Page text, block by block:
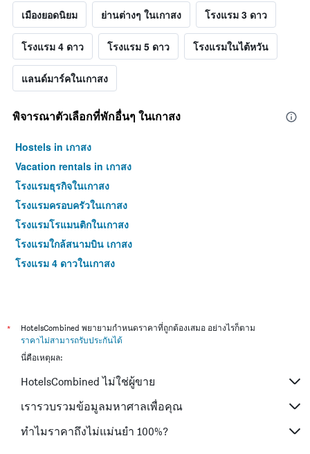
เมืองยอดนิยม ย่านต่างๆ ในเกาสง โรงแรม 3 ดาว
โรงแรม 4 ดาว โรงแรม 5 ดาว โรงแรมในไต้หวัน
แลนด์มาร์คในเกาสง
พิจารณาตัวเลือกที่พักอื่นๆ ในเกาสง
Hostels in เกาสง
Vacation rentals in เกาสง
โรงแรมธุรกิจในเกาสง
โรงแรมครอบครัวในเกาสง
โรงแรมโรแมนติกในเกาสง
โรงแรมใกล้สนามบิน เกาสง
โรงแรม 4 ดาวในเกาสง
*
HotelsCombined พยายามกำหนดราคาที่ถูกต้องเสมอ อย่างไรก็ตาม
ราคาไม่สามารถรับประกันได้
นี่คือเหตุผล:
HotelsCombined ไม่ใช่ผู้ขาย
เรารวบรวมข้อมูลมหาศาลเพื่อคุณ
ทำไมราคาถึงไม่แม่นยำ 100%?